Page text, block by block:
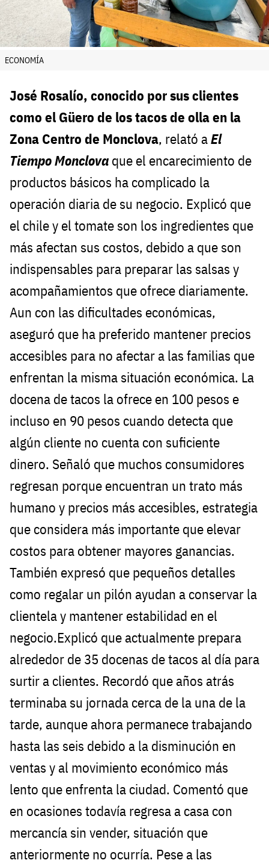
ECONOMÍA
José Rosalío, conocido por sus clientes
como el Güero de los tacos de olla en la
Zona Centro de Monclova, relató aEl
Tiempo Monclova que el encarecimiento de
productos básicos ha complicado la
operación diaria de su negocio. Explicó que
el chile y el tomate son los ingredientes que
más afectan sus costos, debido a que son
indispensables para preparar las salsas y
acompañamientos que ofrece diariamente.
Aun con las dificultades económicas,
aseguró que ha preferido mantener precios
accesibles para no afectar a las familias que
enfrentan la misma situación económica. La
docena de tacos la ofrece en 100 pesos e
incluso en 90 pesos cuando detecta que
algún cliente no cuenta con suficiente
dinero. Señaló que muchos consumidores
regresan porque encuentran un trato más
humano y precios más accesibles, estrategia
que considera más importante que elevar
costos para obtener mayores ganancias.
También expresó que pequeños detalles
como regalar un pilón ayudan a conservar la
clientela y mantener estabilidad en el
negocio.Explicó que actualmente prepara
alrededor de 35 docenas de tacos al día para
surtir a clientes. Recordó que años atrás
terminaba su jornada cerca de la una de la
tarde, aunque ahora permanece trabajando
hasta las seis debido a la disminución en
ventas y al movimiento económico más
lento que enfrenta la ciudad. Comentó que
en ocasiones todavía regresa a casa con
mercancía sin vender, situación que
anteriormente no ocurría. Pese a las